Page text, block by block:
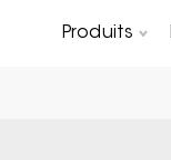
Produits